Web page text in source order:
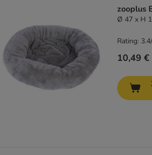
zooplus
Ø 47 x H
10,49 €
Rating: